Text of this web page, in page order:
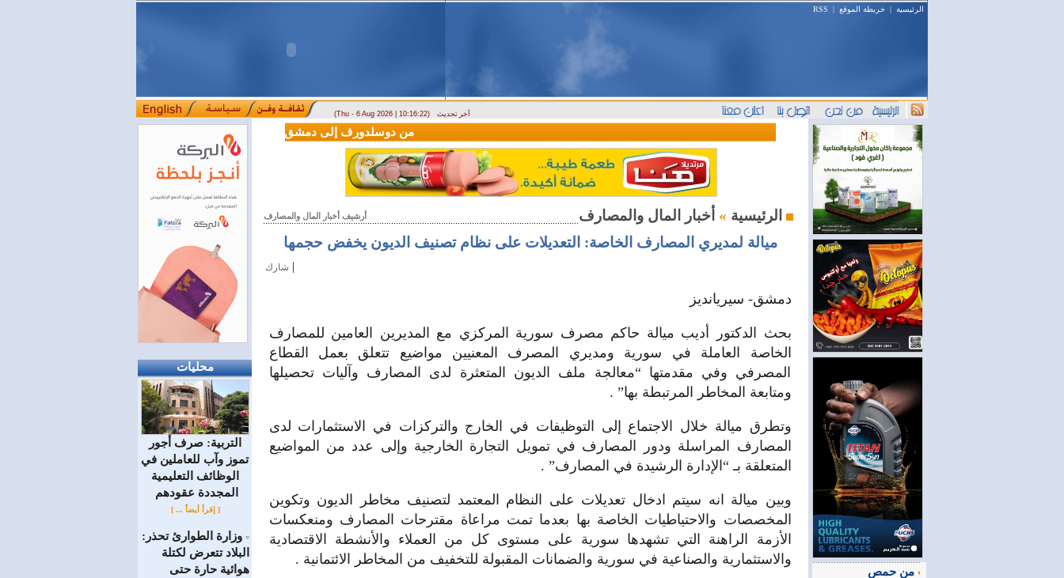
الرئيسية | خريطة الموقع |
RSS
(Thu - 6 Aug 2026 | 10:16:22) آخر تحديث
محليات
التربية: صرف أجور
تموز وآب للعاملين في
الوظائف ‏التعليمية
المجددة عقودهم ‏
[ إقرأ أيضاً ... ]
= وزارة الطوارئ تحذر:
البلاد تتعرض لكتلة
هوائية حارة حتى
وصول أول رحلة لشركة LEAV Aviation من دوسلدورف إلى دمشق:::: المصرف التجاري السوري يمدّد ساعات العمل حتى
أرشيف أخبار المال والمصارف الرئيسية »
ميالة لمديري المصارف الخاصة: التعديلات على نظام تصنيف الديون يخفض حجمها
شارك |
دمشق- سيريانديز
بحث الدكتور أديب ميالة حاكم مصرف سورية المركزي مع المديرين العامين للمصارف
الخاصة العاملة في سورية ومديري المصرف المعنيين مواضيع تتعلق بعمل القطاع
المصرفي وفي مقدمتها “معالجة ملف الديون المتعثرة لدى المصارف وآليات تحصيلها
ومتابعة المخاطر المرتبطة بها” .
وتطرق ميالة خلال الاجتماع إلى التوظيفات في الخارج والتركزات في الاستثمارات لدى
المصارف المراسلة ودور المصارف في تمويل التجارة الخارجية وإلى عدد من المواضيع
المتعلقة بـ “الإدارة الرشيدة في المصارف” .
وبين ميالة انه سيتم ادخال تعديلات على النظام المعتمد لتصنيف مخاطر الديون وتكوين
المخصصات والاحتياطيات الخاصة بها بعدما تمت مراعاة مقترحات المصارف ومنعكسات
الأزمة الراهنة التي تشهدها سورية على مستوى كل من العملاء والأنشطة الاقتصادية
والاستثمارية والصناعية في سورية والضمانات المقبولة للتخفيف من المخاطر الائتمانية .